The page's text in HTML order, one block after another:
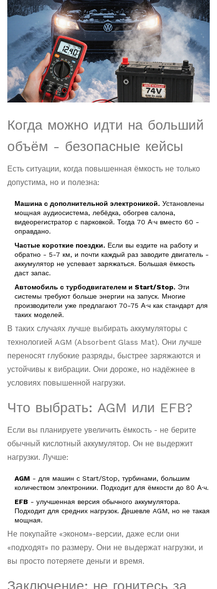
Когда можно идти на больший
объём - безопасные кейсы
Есть ситуации, когда повышенная ёмкость не только
допустима, но и полезна:
Машина с дополнительной электроникой. Установлены
мощная аудиосистема, лебёдка, обогрев салона,
видеорегистратор с парковкой. Тогда 70 А·ч вместо 60 -
оправдано.
Частые короткие поездки. Если вы ездите на работу и
обратно - 5-7 км, и почти каждый раз заводите двигатель -
аккумулятор не успевает заряжаться. Большая ёмкость
даст запас.
Автомобиль с турбодвигателем и Start/Stop. Эти
системы требуют больше энергии на запуск. Многие
производители уже предлагают 70-75 А·ч как стандарт для
таких моделей.
В таких случаях лучше выбирать аккумуляторы с
технологией AGM (Absorbent Glass Mat). Они лучше
переносят глубокие разряды, быстрее заряжаются и
устойчивы к вибрации. Они дороже, но надёжнее в
условиях повышенной нагрузки.
Что выбрать: AGM или EFB?
Если вы планируете увеличить ёмкость - не берите
обычный кислотный аккумулятор. Он не выдержит
нагрузки. Лучше:
AGM - для машин с Start/Stop, турбинами, большим
количеством электроники. Подходит для ёмкости до 80 А·ч.
EFB - улучшенная версия обычного аккумулятора.
Подходит для средних нагрузок. Дешевле AGM, но не такая
мощная.
Не покупайте «эконом»-версии, даже если они
«подходят» по размеру. Они не выдержат нагрузки, и
вы просто потеряете деньги и время.